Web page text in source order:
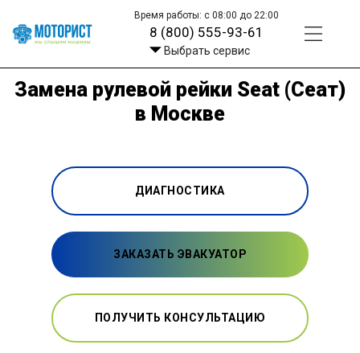
Время работы: с 08:00 до 22:00
8 (800) 555-93-61
Выбрать сервис
Замена рулевой рейки Seat (Сеат)
в Москве
ДИАГНОСТИКА
ЗАКАЗАТЬ ЭВАКУАТОР
ПОЛУЧИТЬ КОНСУЛЬТАЦИЮ